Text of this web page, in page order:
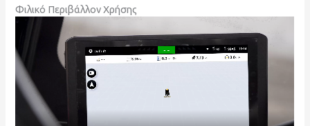
Φιλικό Περιβάλλον Χρήσης